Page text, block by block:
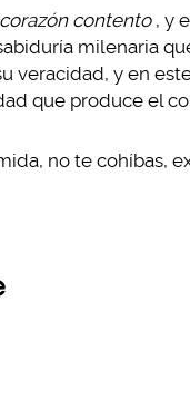
contento , y
milenaria
veracidad, y en
que produce el
no te cohíbas,